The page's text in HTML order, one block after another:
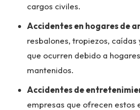
cargos civiles.
Accidentes en hogares de
resbalones, tropiezos, caídas
que ocurren debido a
mantenidos.
Accidentes de
empresas que ofrecen estos